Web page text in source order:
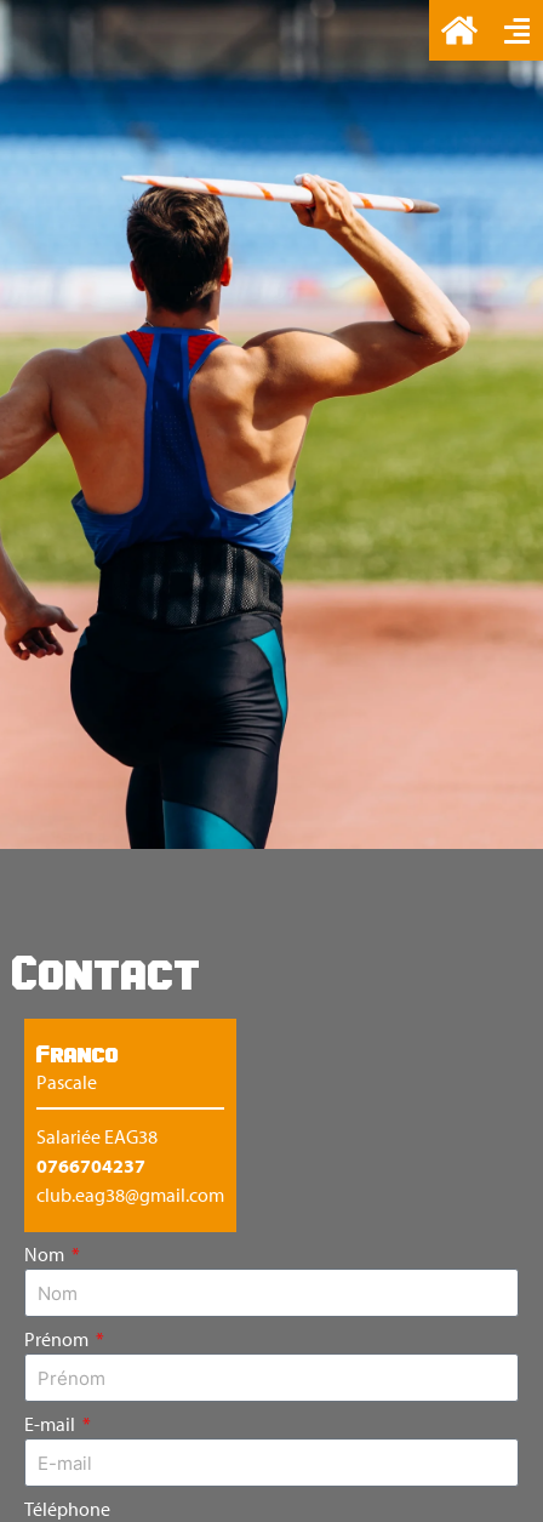
Contact
Franco
Pascale
Salariée EAG38
0766704237
club.eag38@gmail.com
Nom
Prénom
E-mail
Téléphone